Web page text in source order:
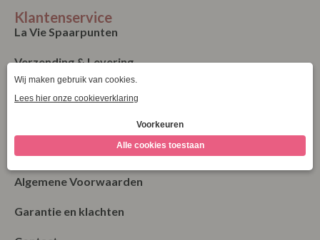
Klantenservice
La Vie Spaarpunten
Verzending & Levering
Betalen
Algemene Voorwaarden
Garantie en klachten